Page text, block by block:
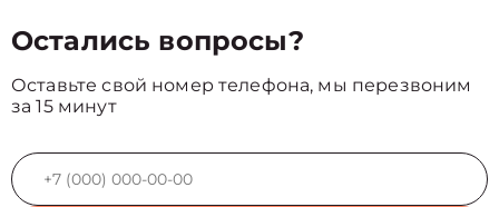
Остались вопросы?
Оставьте свой номер телефона, мы перезвоним
за 15 минут